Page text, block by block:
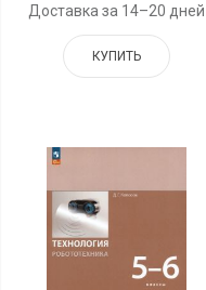
Доставка за 14–20 дней
КУПИТЬ